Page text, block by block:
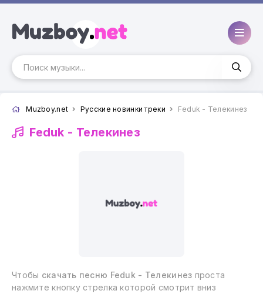
Muzboy.net Русские новинки треки Feduk - Телекинез
Feduk - Телекинез
Чтобы скачать песню Feduk - Телекинез проста
нажмите кнопку стрелка которой смотрит вниз